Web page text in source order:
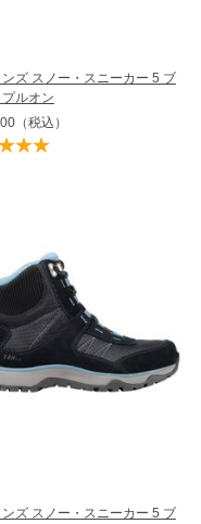
ズ スノー・スニーカー 5 ブ
ルオン
（税込）
ズ スノー・スニーカー 5 ブ